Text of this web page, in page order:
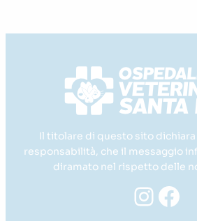
Il titolare di questo sito
responsabilità, che il messaggio
diramato nel rispetto delle